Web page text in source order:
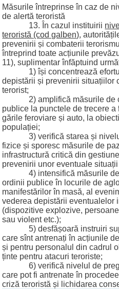
Măsurile întreprinse în caz de
de alertă teroristă
13. În cazul instituirii
teroristă (cod galben),
prevenirii și combaterii
întreprind toate acțiunile
11), suplimentar înfăptuind
1) își concentrează
depistării și prevenirii situațiilor
terorist;
2) amplifică măsurile de
publice la punctele de trecere a
gările feroviare și auto, la
populației;
3) verifică starea și nivelul
fizice și sporesc măsurile de
infrastructură critică din
prevenirii unor eventuale
4) intensifică măsurile de
ordinii publice în locurile de
manifestărilor în masă, al
vederea depistării eventualelor
(dispozitive explozive,
sau violent etc.);
5) desfășoară instruiri
care sînt antrenați în acțiunile
și pentru personalul din cadrul
ținte pentru atacuri teroriste;
6) verifică nivelul de
care pot fi antrenate în
criză teroristă și lichidarea